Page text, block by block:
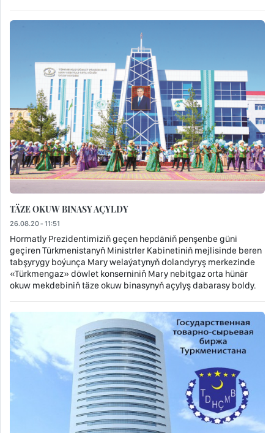
TÄZE OKUW BINASY AÇYLDY
26.08.20 - 11:51
Hormatly Prezidentimiziň geçen hepdäniň penşenbe güni
geçiren Türkmenistanyň Ministrler Kabinetiniň mejlisinde beren
tabşyrygy boýunça Mary welaýatynyň dolandyryş merkezinde
«Türkmengaz» döwlet konserniniň Mary nebitgaz orta hünär
okuw mekdebiniň täze okuw binasynyň açylyş dabarasy boldy.